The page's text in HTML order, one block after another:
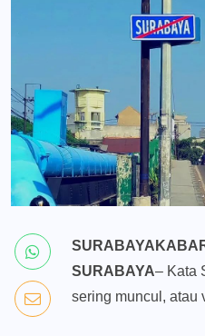
SURABAYA– Kata
sering muncul, atau